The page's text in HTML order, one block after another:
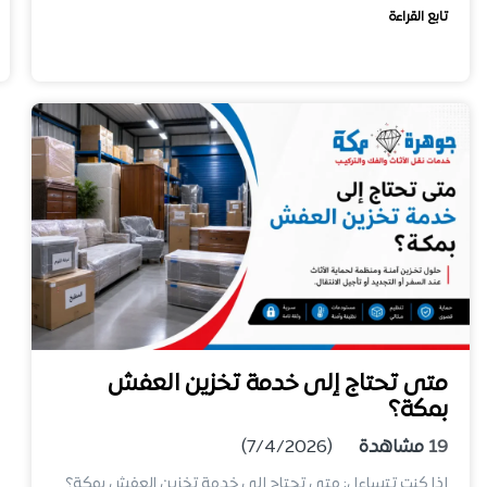
تابع القراءة
متى تحتاج إلى خدمة تخزين العفش
بمكة؟
19 مشاهدة (7/4/2026)